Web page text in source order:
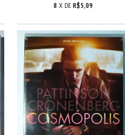
8 X DER$5,09